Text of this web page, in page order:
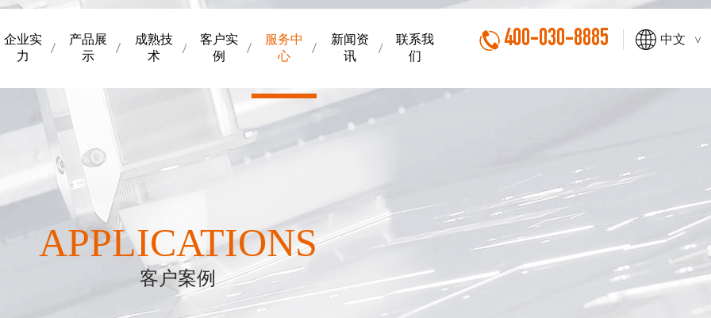
中文 >
400-030-8885
企业实
力
产品展
示
成熟技
术
客户实
例
服务中
心
新闻资
讯
联系我
们
APPLICATIONS
客户案例